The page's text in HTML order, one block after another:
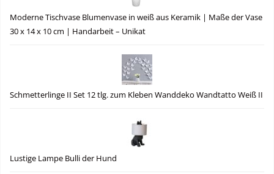
Moderne Tischvase Blumenvase in weiß aus Keramik | Maße der Vase
30 x 14 x 10 cm | Handarbeit – Unikat
Schmetterlinge II Set 12 tlg. zum Kleben Wanddeko Wandtatto Weiß II
Lustige Lampe Bulli der Hund